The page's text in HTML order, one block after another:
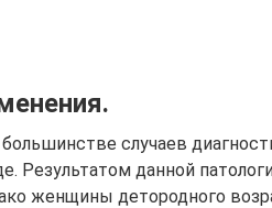
случаев
Результатом данной
женщины детородного